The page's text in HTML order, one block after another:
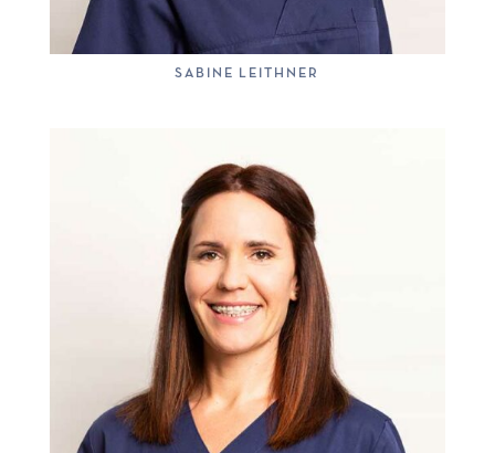
SABINE LEITHNER